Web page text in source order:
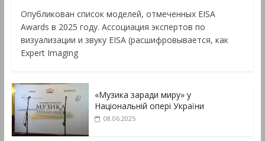
Опубликован список моделей, отмеченных EISA
Awards в 2025 году. Ассоциация экспертов по
визуализации и звуку EISA (расшифровывается, как
Expert Imaging
«Музика заради миру» у
Національній опері України
08.06.2025